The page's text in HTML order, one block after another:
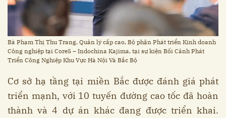
Bà Phạm Thị Thu Trang, Quản lý cấp cao, Bộ phận Phát triển Kinh doanh
Công nghiệp tại Core5 – Indochina Kajima, tại sự kiện Bối Cảnh Phát
Triển Công Nghiệp Khu Vực Hà Nội Và Bắc Bộ
Cơ sở hạ tầng tại miền Bắc được đánh giá phát
triển mạnh, với 10 tuyến đường cao tốc đã hoàn
thành và 4 dự án khác đang được triển khai.